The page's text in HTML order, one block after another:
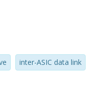
inter-ASIC data link